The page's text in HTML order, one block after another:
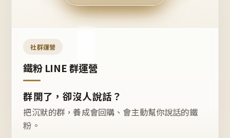
開團
嗎？
社群運營
鐵粉 LINE 群運營
群開了，卻沒人說話？
把沉默的群，養成會回購、會主動幫你說話的鐵
粉。